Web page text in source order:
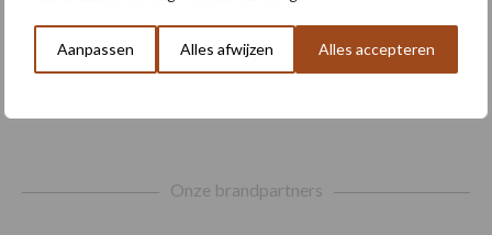
Aanpassen Alles afwijzen Alles accepteren
Toon meer
Onze brandpartners